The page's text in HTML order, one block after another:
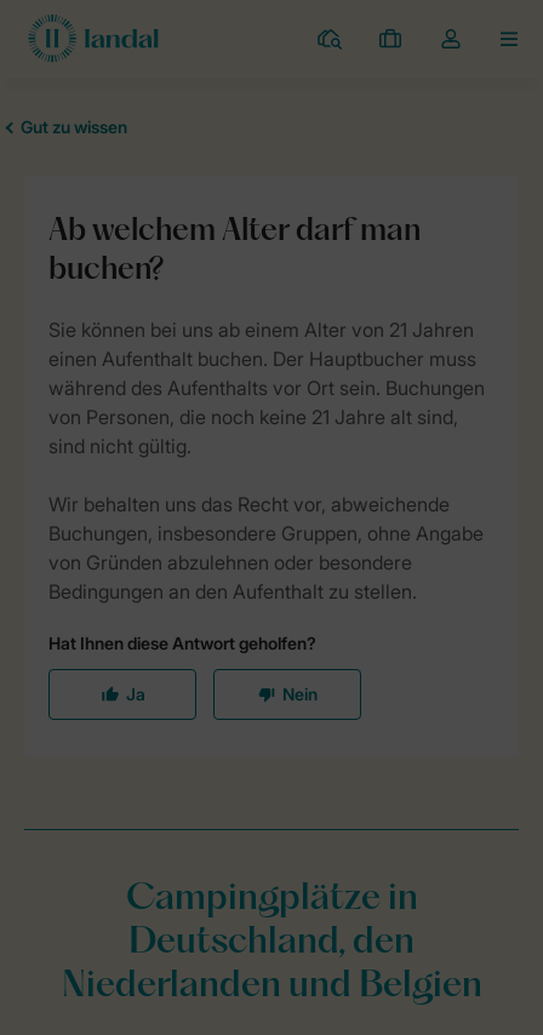
Campingplätze
Meine
Dropdown-
Campingplätze in
Deutschland, den
Niederlanden und Belgien